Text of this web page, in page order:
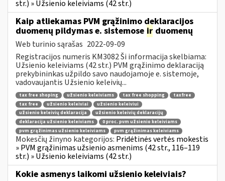
str.) » Užsienio keleiviams (42 str.)
Kaip atliekamas PVM grąžinimo deklaracijos
duomenų pildymas e. sistemose ir duomenų
Web turinio sąrašas 2022-09-09
Registracijos numeris KM3082 Ši informacija skelbiama:
Užsienio keleiviams (42 str.) PVM grąžinimo deklaraciją
prekybininkas užpildo savo naudojamoje e. sistemoje,
vadovaujantis Užsienio keleivių...
tax free shoping užsienio keleiviams tax free shopping
taxfree
tax free
užsienio keleiviai
užsienio keleiviui
užsienio keleivių deklaracija
užsienio keleivių deklaracijų
deklaracija užsienio keleiviams
0 proc. pvm užsienio keleiviams
pvm grąžinimas užsienio keleiviams
pvm grąžinimas keleiviams
Mokesčių žinyno kategorijos: Pridėtinės vertės mokestis
» PVM grąžinimas užsienio asmenims (42 str., 116–119
str.) » Užsienio keleiviams (42 str.)
Kokie asmenys laikomi užsienio keleiviais?